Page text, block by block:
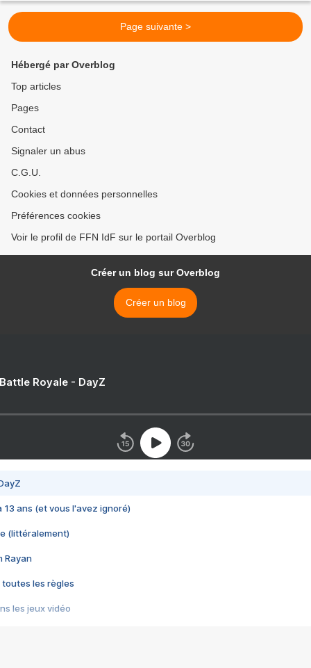
Page suivante >
Hébergé par Overblog
Top articles
Pages
Contact
Signaler un abus
C.G.U.
Cookies et données personnelles
Préférences cookies
Voir le profil de FFN IdF sur le portail Overblog
Créer un blog sur Overblog
Créer un blog
Royale - DayZ
13 ans (et vous l'avez ignoré)
(littéralement)
Rayan
toutes les règles
les jeux vidéo